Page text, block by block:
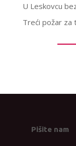
U Leskovcu
Treći požar za
Pišite nam